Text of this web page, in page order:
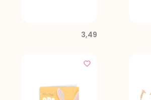
3,49